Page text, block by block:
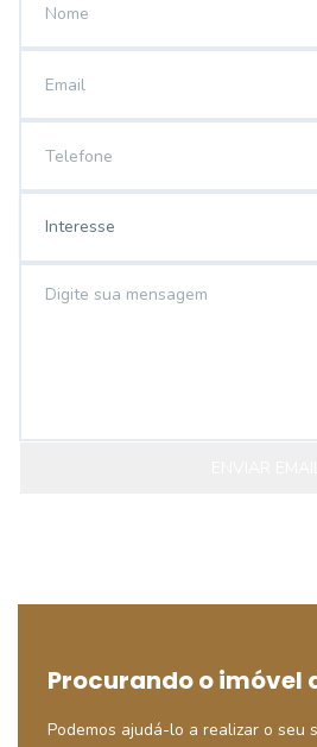
Interesse
Procurando o imóvel
Podemos ajudá-lo a realizar o seu